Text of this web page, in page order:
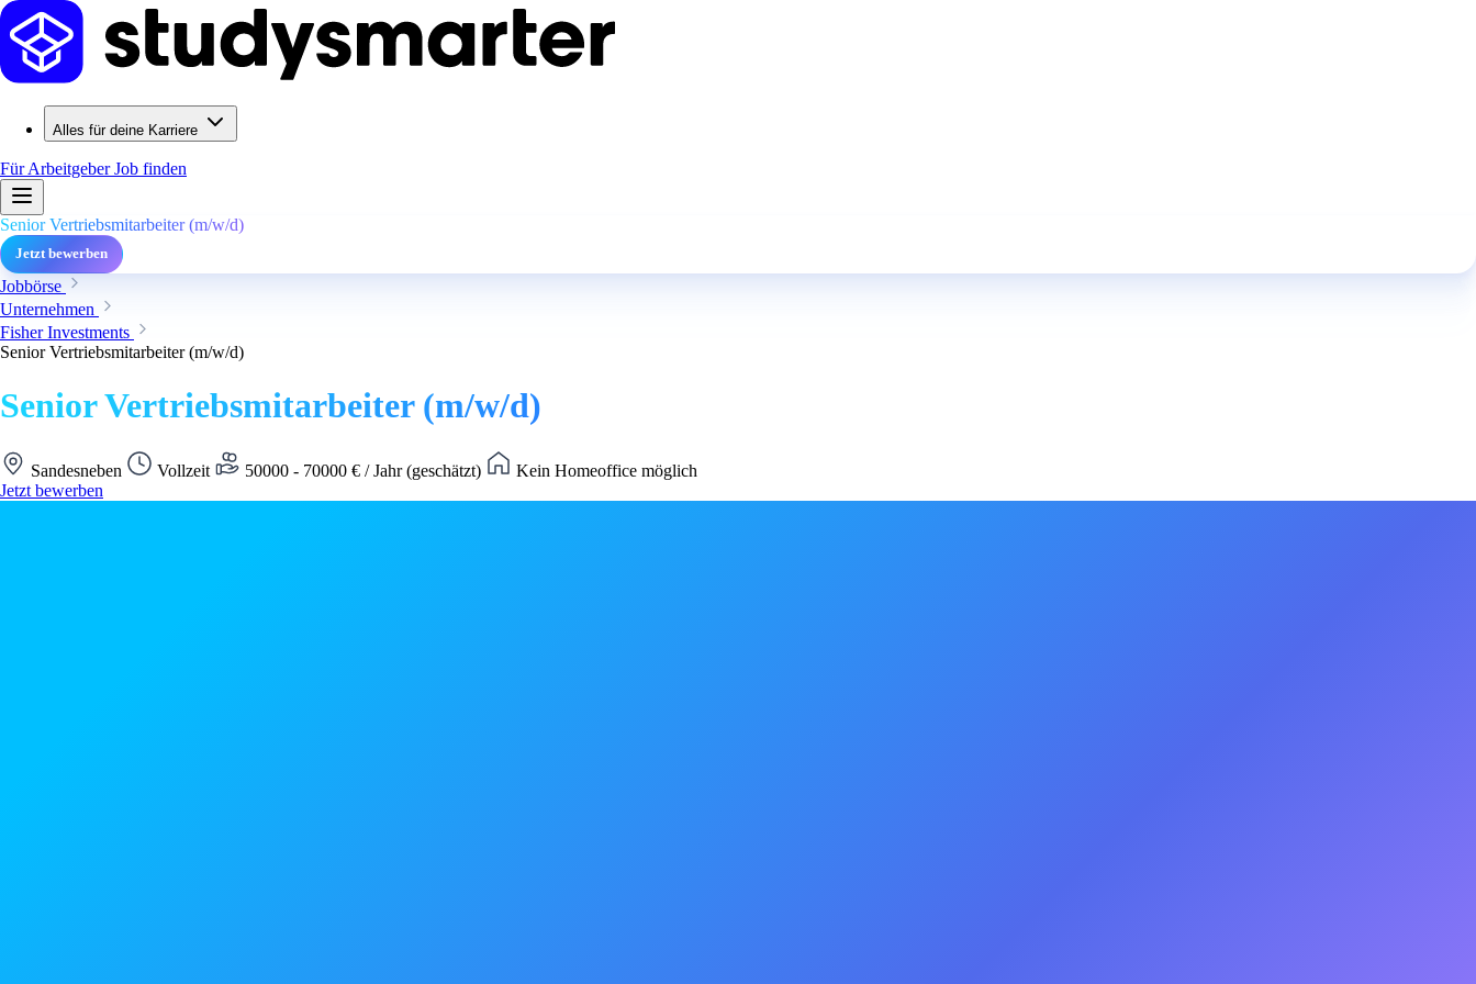
Alles für deine Karriere
Für ArbeitgeberJob finden
Senior Vertriebsmitarbeiter (m/w/d)
Jetzt bewerben
Jobbörse
Unternehmen
Fisher Investments
Senior Vertriebsmitarbeiter (m/w/d)
Senior Vertriebsmitarbeiter (m/w/d)
Sandesneben Vollzeit 50000 - 70000 € / Jahr (geschätzt)
Kein Homeoffice möglich
Jetzt bewerben